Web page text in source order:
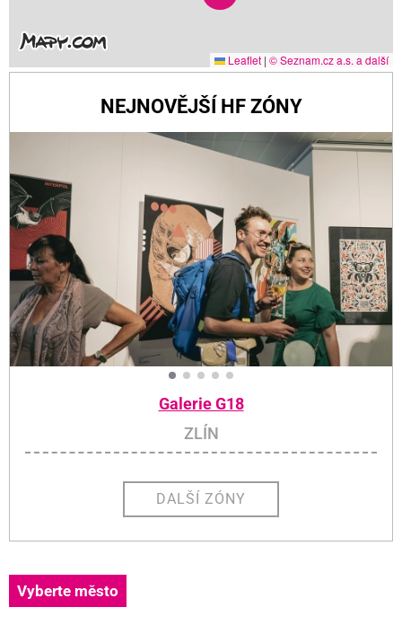
Leaflet | © Seznam.cz a.s. a další
NEJNOVĚJŠÍ HF ZÓNY
Galerie G18
ZLÍN
DALŠÍ ZÓNY
Vyberte město